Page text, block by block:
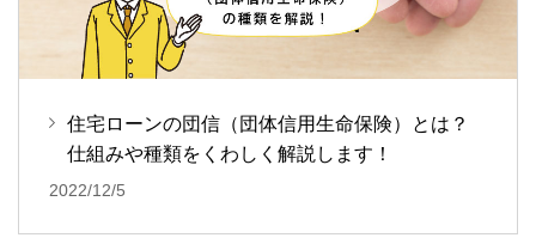
住宅ローンの団信（団体信用生命保険）とは？
仕組みや種類をくわしく解説します！
2022/12/5